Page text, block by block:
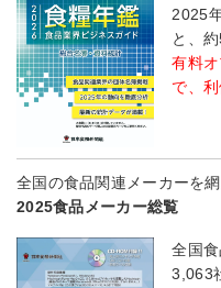
2025
と、
有料
で、
全国の食品関連メーカーを
2025食品メーカー総覧
全国
3,063